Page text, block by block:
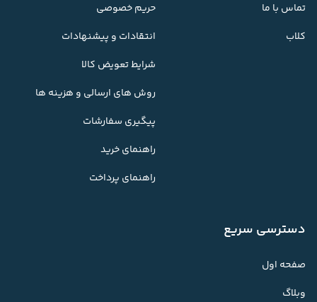
تماس با ما
کلاب
حریم خصوصی
انتقادات و پیشنهادات
شرایط تعویض کالا
روش های ارسالی و هزینه ها
پیگیری سفارشات
راهنمای خرید
راهنمای پرداخت
دسترسی سریع
صفحه اول
وبلاگ